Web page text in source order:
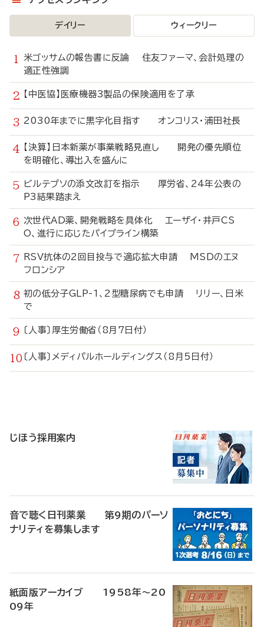
デイリー ウィークリー
米ゴッサムの報告書に反論 住友ファーマ、会計処理の
適正性強調
【中医協】医療機器3製品の保険適用を了承
2030年までに黒字化目指す オンコリス・浦田社長
【決算】日本新薬が事業戦略見直し 開発の優先順位
を明確化、導出入を盛んに
ビルテプソの添文改訂を指示 厚労省、24年公表の
P3結果踏まえ
次世代AD薬、開発戦略を具体化 エーザイ・井戸CS
O、進行に応じたパイプライン構築
RSV抗体の2回目投与で適応拡大申請 MSDのエヌ
フロンシア
初の低分子GLP-1、2型糖尿病でも申請 リリー、日米
で
〔人事〕厚生労働省（8月7日付）
〔人事〕メディパルホールディングス（8月5日付）
じほう採用案内
音で聴く日刊薬業 第9期のパーソ
ナリティを募集します
紙面版アーカイブ 1958年～20
09年